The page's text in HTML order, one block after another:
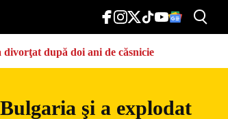
după doi ani de căsnicie
şi a explodat